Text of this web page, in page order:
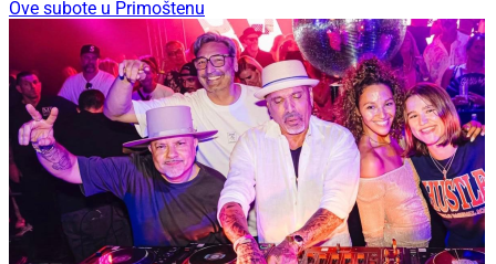
Ove subote u Primoštenu